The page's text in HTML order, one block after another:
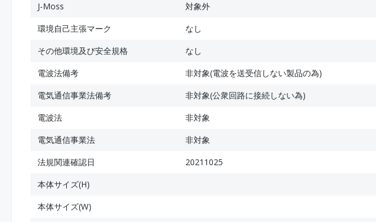
J-Moss
対象外
環境自己主張マーク
なし
その他環境及び安全規格
なし
電波法備考
非対象(電波を送受信しない製品の為)
電気通信事業法備考
非対象(公衆回路に接続しない為)
電波法
非対象
電気通信事業法
非対象
法規関連確認日
20211025
本体サイズ(H)
本体サイズ(W)